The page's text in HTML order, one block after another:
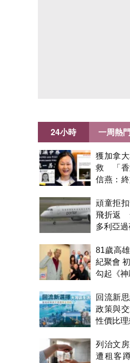
24小時
獲加拿
救 「香
信燕：
頑童拒
飛折返
多利亞過
81歲高
紀聚會
勾起《
回流新
政策與
性價比
列治文房
遭租客
一周熱門